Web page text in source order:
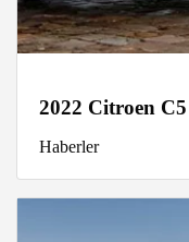
2022 Citroen
Haberler